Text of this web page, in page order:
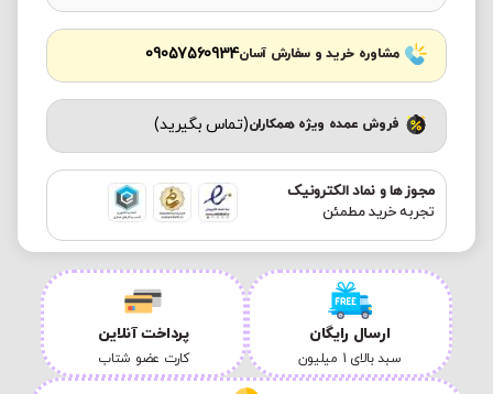
مشاوره خرید و سفارش آسان09057560934
فروش عمده ویژه همکاران(تماس بگیرید)
مجوز ها و نماد الکترونیک
تجربه خرید مطمئن
ارسال رایگان
سبد بالای 1 میلیون
پرداخت آنلاین
کارت عضو شتاب